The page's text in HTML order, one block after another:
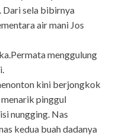
sela bibirnya
air mani Jos
menggulung
kini berjongkok
pinggul
nungging. Nas
kedua buah dadanya